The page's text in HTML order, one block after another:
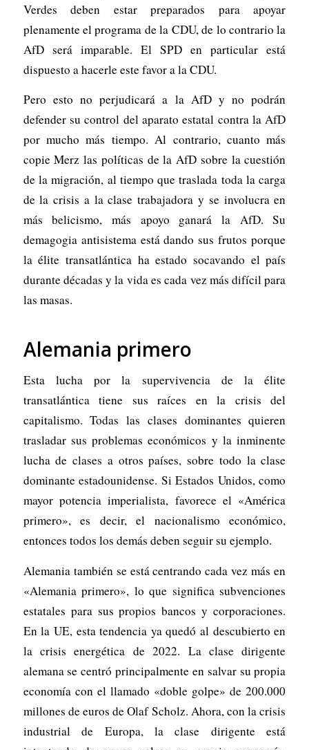
Verdes deben estar preparados para apoyar
plenamente el programa de la CDU, de lo contrario la
AfD será imparable. El SPD en particular está
dispuesto a hacerle este favor a la CDU.
Pero esto no perjudicará a la AfD y no podrán
defender su control del aparato estatal contra la AfD
por mucho más tiempo. Al contrario, cuanto más
copie Merz las políticas de la AfD sobre la cuestión
de la migración, al tiempo que traslada toda la carga
de la crisis a la clase trabajadora y se involucra en
más belicismo, más apoyo ganará la AfD. Su
demagogia antisistema está dando sus frutos porque
la élite transatlántica ha estado socavando el país
durante décadas y la vida es cada vez más difícil para
las masas.
Alemania primero
Esta lucha por la supervivencia de la élite
transatlántica tiene sus raíces en la crisis del
capitalismo. Todas las clases dominantes quieren
trasladar sus problemas económicos y la inminente
lucha de clases a otros países, sobre todo la clase
dominante estadounidense. Si Estados Unidos, como
mayor potencia imperialista, favorece el «América
primero», es decir, el nacionalismo económico,
entonces todos los demás deben seguir su ejemplo.
Alemania también se está centrando cada vez más en
«Alemania primero», lo que significa subvenciones
estatales para sus propios bancos y corporaciones.
En la UE, esta tendencia ya quedó al descubierto en
la crisis energética de 2022. La clase dirigente
alemana se centró principalmente en salvar su propia
economía con el llamado «doble golpe» de 200.000
millones de euros de Olaf Scholz. Ahora, con la crisis
industrial de Europa, la clase dirigente está